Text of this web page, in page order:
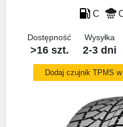
C
Dostępność
>16 szt.
Wysyłka
2-3 dni
Dodaj czujnik TPMS